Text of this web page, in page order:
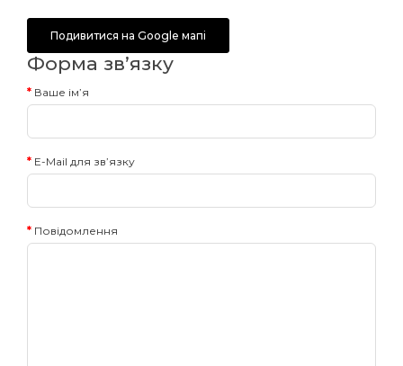
Подивитися на Google мапі
Форма зв’язку
Ваше ім’я
E-Mail для зв’язку
Повідомлення